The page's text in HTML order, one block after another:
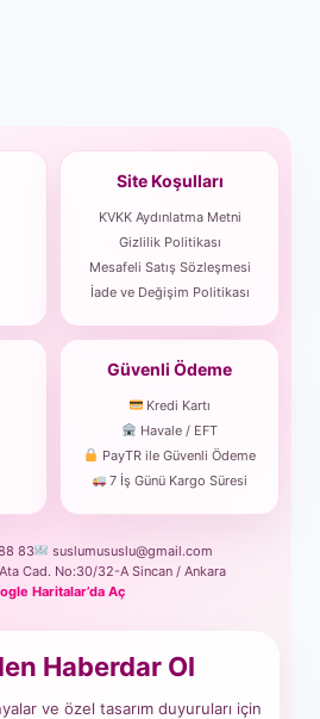
Site Koşulları
KVKK Aydınlatma Metni
Gizlilik Politikası
Mesafeli Satış Sözleşmesi
İade ve Değişim Politikası
Güvenli Ödeme
Kredi Kartı
Havale / EFT
PayTR ile Güvenli Ödeme
7 İş Günü Kargo Süresi
83
suslumususlu@gmail.com
Cad. No:30/32-A Sincan / Ankara
Haritalar’da Aç
Haberdar Ol
ve özel tasarım duyuruları için